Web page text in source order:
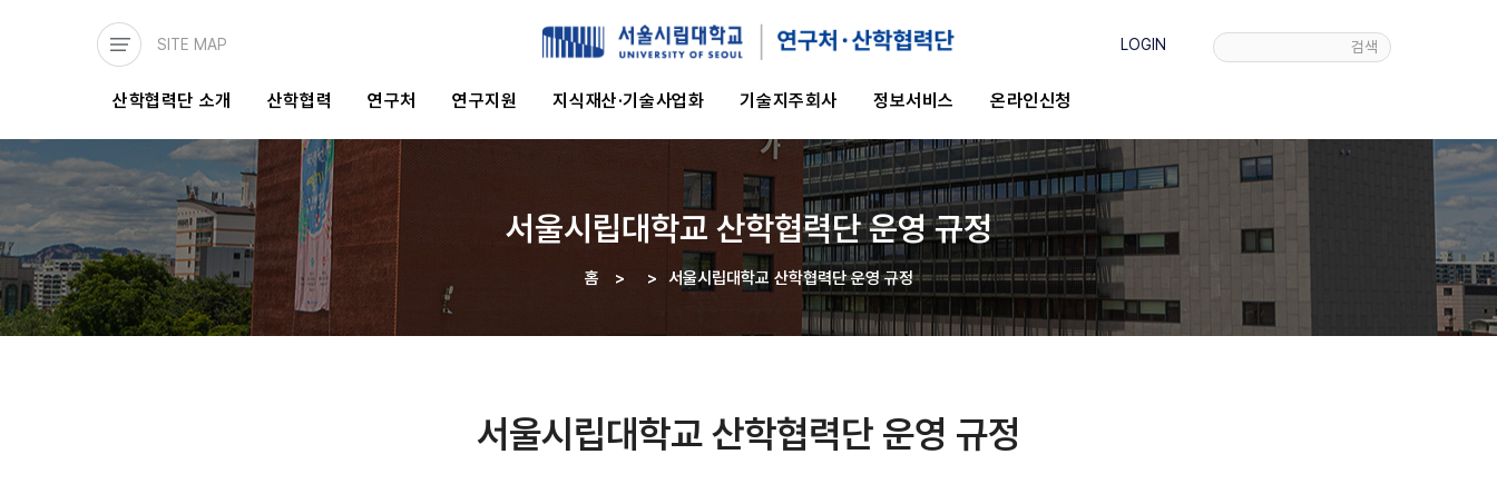
SITE MAP LOGIN
네비게이션
산학협력단 소개 산학협력 연구처 연구지원 지식재산·기술사업화 기술지주회사 정보서비스 온라인신청
서울시립대학교 산학협력단 운영 규정
경로
홈 > > 서울시립대학교 산학협력단 운영 규정
서울시립대학교 산학협력단 운영 규정